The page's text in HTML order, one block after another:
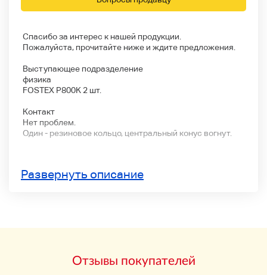
Спасибо за интерес к нашей продукции.
Пожалуйста, прочитайте ниже и ждите предложения.
Выступающее подразделение
физика
FOSTEX P800K 2 шт.
Контакт
Нет проблем.
Один - резиновое кольцо, центральный конус вогнут.
Обратите внимание, что мы не принимаем возвраты
• Доставка почты Пакет плюс
Развернуть описание
Отзывы покупателей